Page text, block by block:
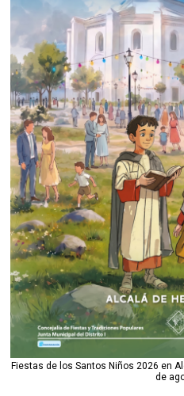
Fiestas de los Santos Niños 2026 en
de